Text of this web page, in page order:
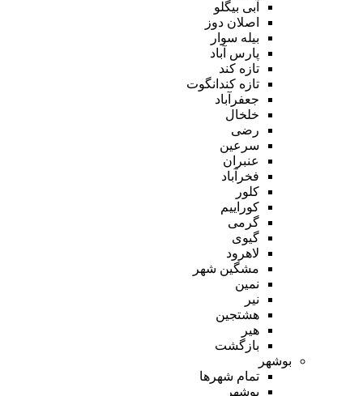
آبی بیگلو
اصلان دوز
بیله سوار
پارس آباد
تازه کند
تازه کندانگوت
جعفرآباد
خلخال
رضی
سرعین
عنبران
فخرآباد
کلور
کوراییم
گرمی
گیوی
لاهرود
مشگین شهر
نمین
نیر
هشتجین
هیر
بازگشت
بوشهر
تمام شهر‌ها
بوشهر